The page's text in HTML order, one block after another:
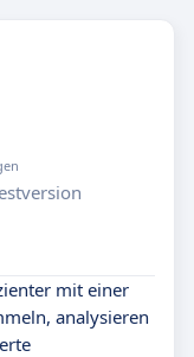
mit einer
analysieren